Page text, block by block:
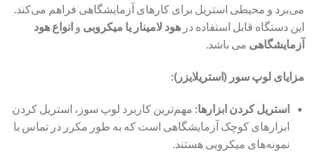
می‌برد و محیطی استریل برای کارهای آزمایشگاهی فراهم می‌کند.
این دستگاه قابل استفاده در هود لامینار یا میکروبی و انواع هود
آزمایشگاهی می باشد.
مزایای لوپ سور (استریلایزر):
استریل کردن ابزارها: مهم‌ترین کاربرد لوپ سوز، استریل کردن
ابزارهای کوچک آزمایشگاهی است که به طور مکرر در تماس با
نمونه‌های میکروبی هستند.